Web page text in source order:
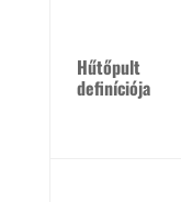
Hűtőpult
definíciója